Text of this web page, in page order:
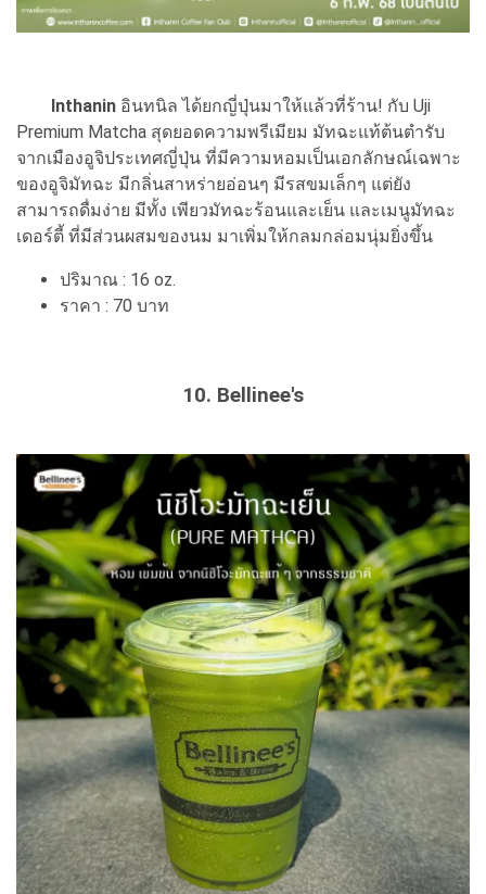
Inthanin อินทนิล ได้ยกญี่ปุ่นมาให้แล้วที่ร้าน! กับ Uji
Premium Matcha สุดยอดความพรีเมียม มัทฉะแท้ต้นตำรับ
จากเมืองอูจิประเทศญี่ปุ่น ที่มีความหอมเป็นเอกลักษณ์เฉพาะ
ของอูจิมัทฉะ มีกลิ่นสาหร่ายอ่อนๆ มีรสขมเล็กๆ แต่ยัง
สามารถดื่มง่าย มีทั้ง เพียวมัทฉะร้อนและเย็น และเมนูมัทฉะ
เดอร์ตี้ ที่มีส่วนผสมของนม มาเพิ่มให้กลมกล่อมนุ่มยิ่งขึ้น
ปริมาณ : 16 oz.
ราคา : 70 บาท
10. Bellinee's